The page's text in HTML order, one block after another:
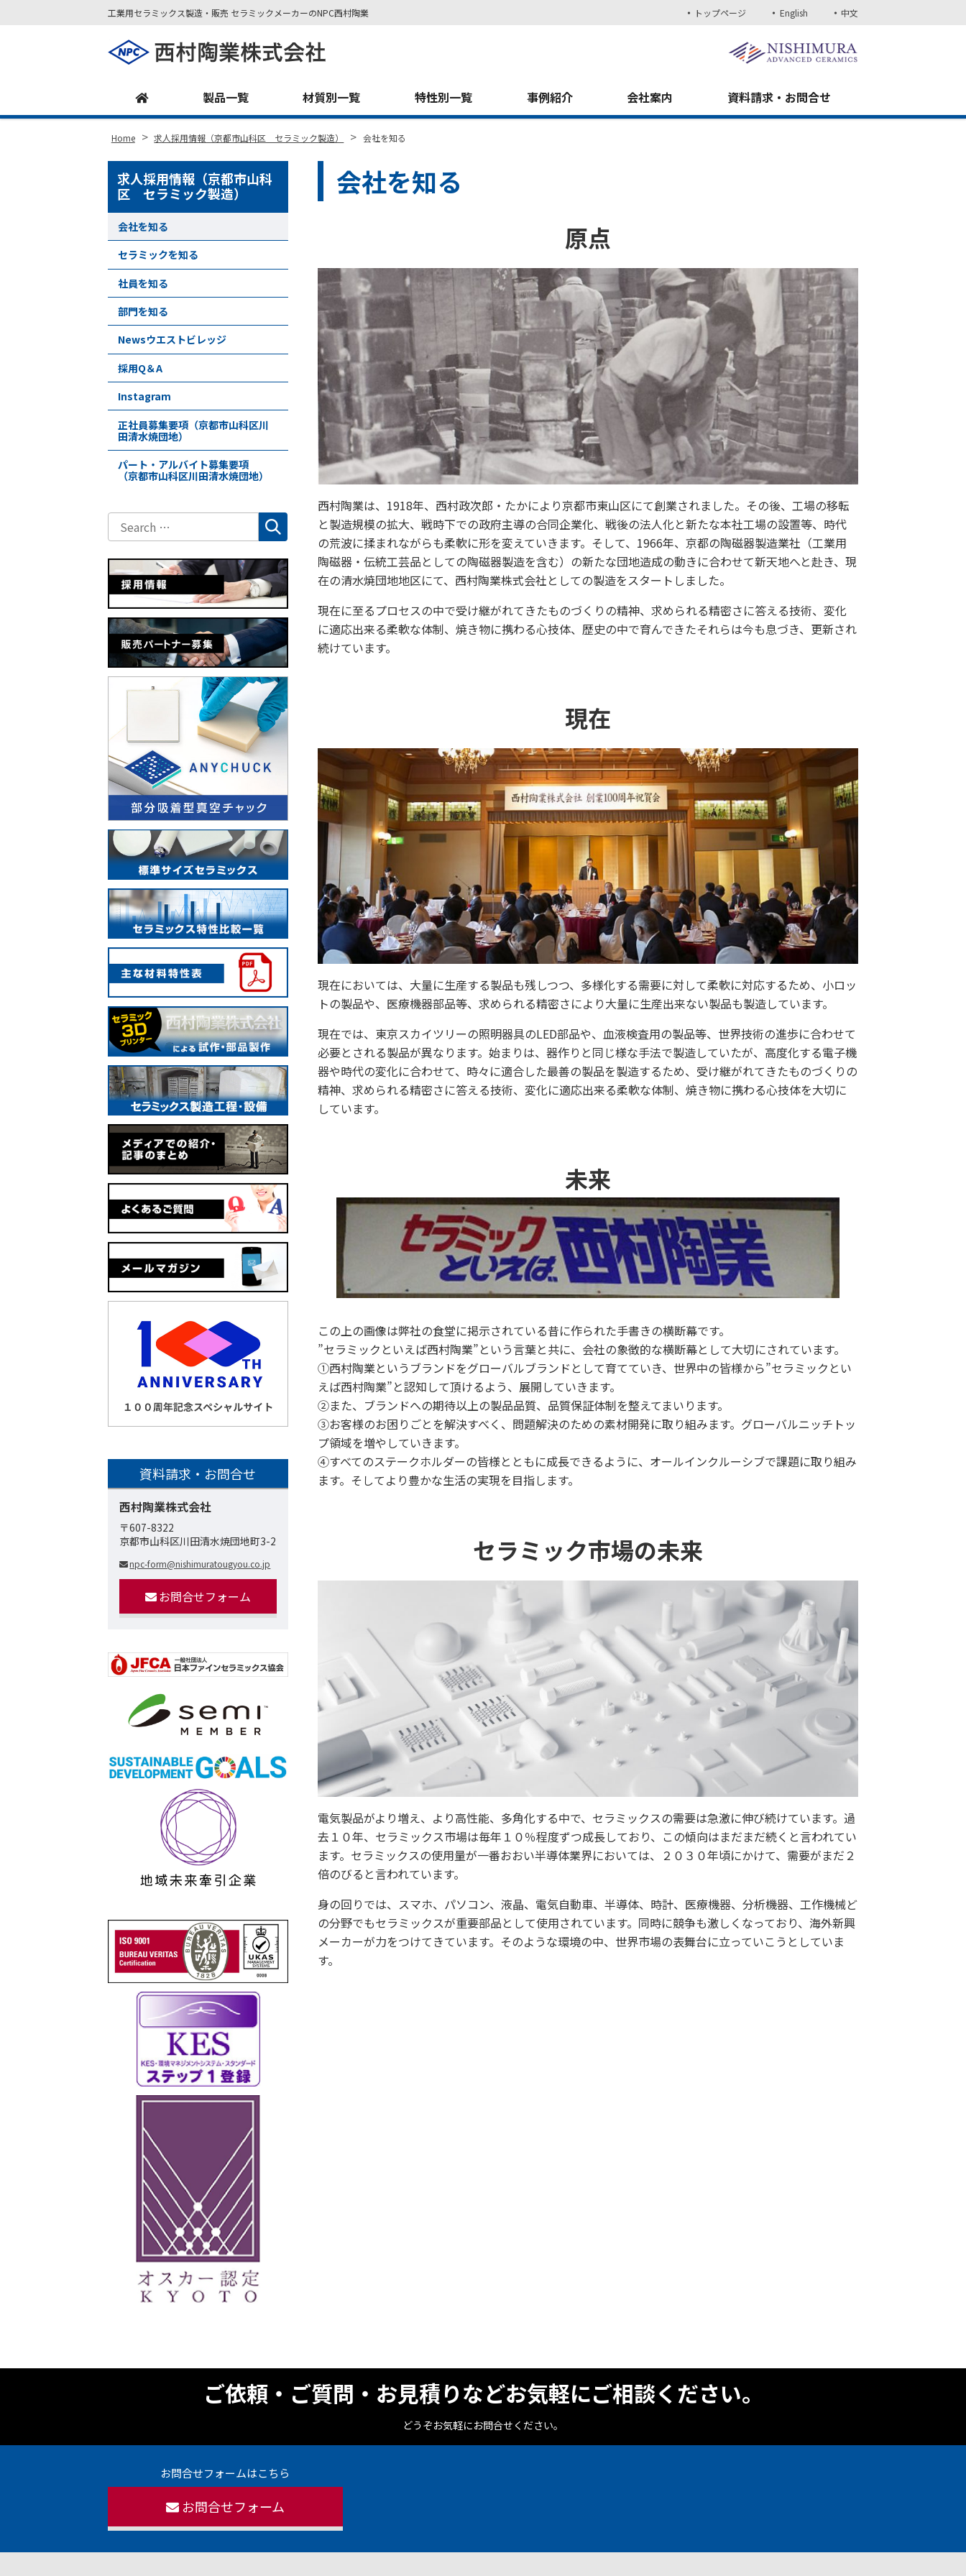
工業用セラミックス製造・販売 セラミックメーカーのNPC西村陶業 トップページ English 中文
製品一覧 材質別一覧 特性別一覧 事例紹介 会社案内 資料請求・お問合せ
Home > 求人採用情報（京都市山科区 セラミック製造） > 会社を知る
会社を知る
原点
西村陶業は、1918年、西村政次郎・たかにより京都市東山区にて創業されました。その後、工場の移転
と製造規模の拡大、戦時下での政府主導の合同企業化、戦後の法人化と新たな本社工場の設置等、時代
の荒波に揉まれながらも柔軟に形を変えていきます。そして、1966年、京都の陶磁器製造業社（工業用
陶磁器・伝統工芸品としての陶磁器製造を含む）の新たな団地造成の動きに合わせて新天地へと赴き、現
在の清水焼団地地区にて、西村陶業株式会社としての製造をスタートしました。
現在に至るプロセスの中で受け継がれてきたものづくりの精神、求められる精密さに答える技術、変化
に適応出来る柔軟な体制、焼き物に携わる心技体、歴史の中で育んできたそれらは今も息づき、更新され
続けています。
現在
現在においては、大量に生産する製品も残しつつ、多様化する需要に対して柔軟に対応するため、小ロッ
トの製品や、医療機器部品等、求められる精密さにより大量に生産出来ない製品も製造しています。
現在では、東京スカイツリーの照明器具のLED部品や、血液検査用の製品等、世界技術の進歩に合わせて
必要とされる製品が異なります。始まりは、器作りと同じ様な手法で製造していたが、高度化する電子機
器や時代の変化に合わせて、時々に適合した最善の製品を製造するため、受け継がれてきたものづくりの
精神、求められる精密さに答える技術、変化に適応出来る柔軟な体制、焼き物に携わる心技体を大切に
しています。
未来
この上の画像は弊社の食堂に掲示されている昔に作られた手書きの横断幕です。
”セラミックといえば西村陶業”という言葉と共に、会社の象徴的な横断幕として大切にされています。
①西村陶業というブランドをグローバルブランドとして育てていき、世界中の皆様から”セラミックとい
えば西村陶業”と認知して頂けるよう、展開していきます。
②また、ブランドへの期待以上の製品品質、品質保証体制を整えてまいります。
③お客様のお困りごとを解決すべく、問題解決のための素材開発に取り組みます。グローバルニッチトッ
プ領域を増やしていきます。
④すべてのステークホルダーの皆様とともに成長できるように、オールインクルーシブで課題に取り組み
ます。そしてより豊かな生活の実現を目指します。
セラミック市場の未来
電気製品がより増え、より高性能、多角化する中で、セラミックスの需要は急激に伸び続けています。過
去１０年、セラミックス市場は毎年１０％程度ずつ成長しており、この傾向はまだまだ続くと言われてい
ます。セラミックスの使用量が一番おおい半導体業界においては、２０３０年頃にかけて、需要がまだ２
倍のびると言われています。
身の回りでは、スマホ、パソコン、液晶、電気自動車、半導体、時計、医療機器、分析機器、工作機械ど
の分野でもセラミックスが重要部品として使用されています。同時に競争も激しくなっており、海外新興
メーカーが力をつけてきています。そのような環境の中、世界市場の表舞台に立っていこうとしていま
す。
求人採用情報（京都市山科
区 セラミック製造）
会社を知る
セラミックを知る
社員を知る
部門を知る
Newsウエストビレッジ
採用Q＆A
Instagram
正社員募集要項（京都市山科区川
田清水焼団地）
パート・アルバイト募集要項
（京都市山科区川田清水焼団地）
資料請求・お問合せ
西村陶業株式会社
〒607-8322
京都市山科区川田清水焼団地町3-2
npc-form@nishimuratougyou.co.jp
お問合せフォーム
ご依頼・ご質問・お見積りなどお気軽にご相談ください。
どうぞお気軽にお問合せください。
お問合せフォームはこちら
お問合せフォーム